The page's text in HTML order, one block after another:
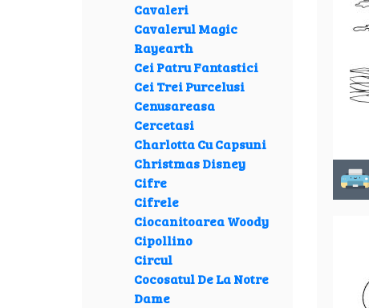
Cavaleri
Cavalerul Magic
Rayearth
Cei Patru Fantastici
Cei Trei Purcelusi
Cenusareasa
Cercetasi
Charlotta Cu Capsuni
Christmas Disney
Cifre
Cifrele
Ciocanitoarea Woody
Cipollino
Circul
Cocosatul De La Notre
Dame